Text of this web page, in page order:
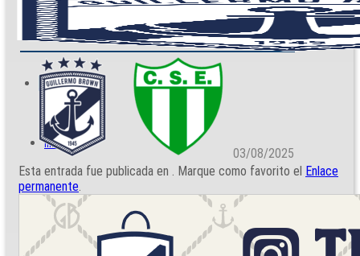
Menú
Inicio
El club
Resultados
03/08/2025
Esta entrada fue publicada en . Marque como favorito el Enlace
permanente